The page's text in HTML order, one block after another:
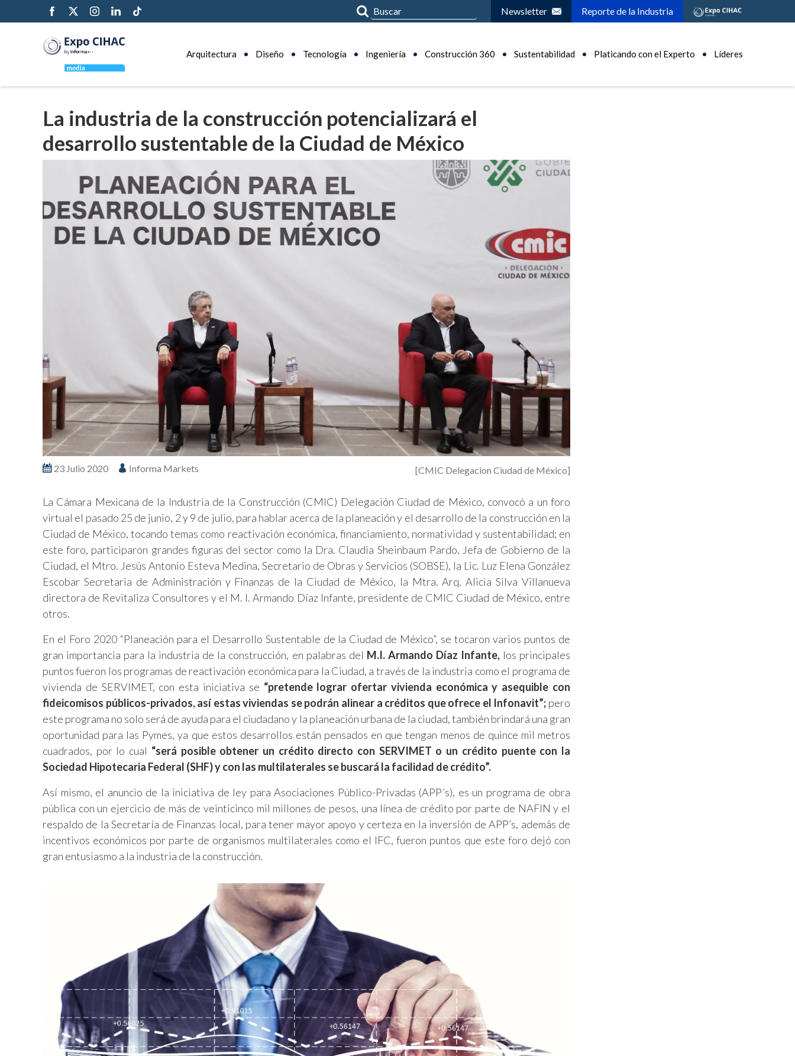
Newsletter Reporte de la Industria
Arquitectura Diseño Tecnología Ingeniería Construcción 360 Sustentabilidad Platicando con el Experto Líderes
La industria de la construcción potencializará el
desarrollo sustentable de la Ciudad de México
23 Julio 2020 Informa Markets [CMIC Delegacion Ciudad de México]
La Cámara Mexicana de la Industria de la Construcción (CMIC) Delegación Ciudad de México, convocó a un foro
virtual el pasado 25 de junio, 2 y 9 de julio, para hablar acerca de la planeación y el desarrollo de la construcción en la
Ciudad de México, tocando temas como reactivación económica, financiamiento, normatividad y sustentabilidad; en
este foro, participaron grandes figuras del sector como la Dra. Claudia Sheinbaum Pardo, Jefa de Gobierno de la
Ciudad, el Mtro. Jesús Antonio Esteva Medina, Secretario de Obras y Servicios (SOBSE), la Lic. Luz Elena González
Escobar Secretaria de Administración y Finanzas de la Ciudad de México, la Mtra. Arq. Alicia Silva Villanueva
directora de Revitaliza Consultores y el M. I. Armando Díaz Infante, presidente de CMIC Ciudad de México, entre
otros.
En el Foro 2020 “Planeación para el Desarrollo Sustentable de la Ciudad de México”, se tocaron varios puntos de
gran importancia para la industria de la construcción, en palabras del M.I. Armando Díaz Infante,los principales
puntos fueron los programas de reactivación económica para la Ciudad, a través de la industria como el programa de
vivienda de SERVIMET, con esta iniciativa se “pretende lograr ofertar vivienda económica y asequible con
fideicomisos públicos-privados, así estas viviendas se podrán alinear a créditos que ofrece el Infonavit”; pero
este programa no solo será de ayuda para el ciudadano y la planeación urbana de la ciudad, también brindará una gran
oportunidad para las Pymes, ya que estos desarrollos están pensados en que tengan menos de quince mil metros
cuadrados, por lo cual “será posible obtener un crédito directo con SERVIMET o un crédito puente con la
Sociedad Hipotecaria Federal (SHF) y con las multilaterales se buscará la facilidad de crédito”.
Así mismo, el anuncio de la iniciativa de ley para Asociaciones Público-Privadas (APP´s), es un programa de obra
pública con un ejercicio de más de veinticinco mil millones de pesos, una línea de crédito por parte de NAFIN y el
respaldo de la Secretaría de Finanzas local, para tener mayor apoyo y certeza en la inversión de APP’s, además de
incentivos económicos por parte de organismos multilaterales como el IFC, fueron puntos que este foro dejó con
gran entusiasmo a la industria de la construcción.